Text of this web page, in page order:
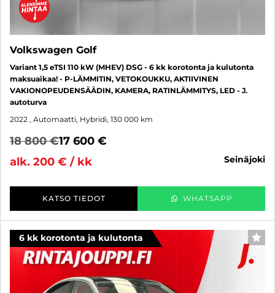
Volkswagen Golf
Variant 1,5 eTSI 110 kW (MHEV) DSG - 6 kk korotonta ja kulutonta
maksuaikaa! - P-LÄMMITIN, VETOKOUKKU, AKTIIVINEN
VAKIONOPEUDENSÄÄDIN, KAMERA, RATINLÄMMITYS, LED - J.
autoturva
2022 , Automaatti, Hybridi, 130 000 km
18 800 €17 600 €
alk. 200 € / kk
seinäjoki
KATSO TIEDOT WHATSAPP
6 kk korotonta ja kulutonta